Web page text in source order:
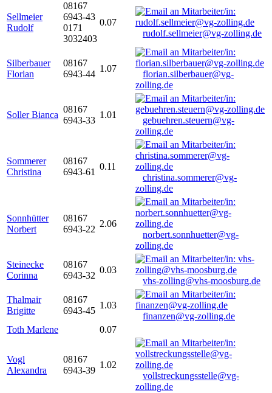
Sellmeier
Rudolf
08167
6943-43
0171
3032403
0.07
rudolf.sellmeier@vg-zolling.de
Silberbauer
Florian
08167
6943-44
1.07
florian.silberbauer@vg-
zolling.de
Soller Bianca
08167
6943-33
1.01
gebuehren.steuern@vg-
zolling.de
Sommerer
Christina
08167
6943-61
0.11
christina.sommerer@vg-
zolling.de
Sonnhütter
Norbert
08167
6943-22
2.06
norbert.sonnhuetter@vg-
zolling.de
Steinecke
Corinna
08167
6943-32
0.03
vhs-zolling@vhs-moosburg.de
Thalmair
Brigitte
08167
6943-45
1.03
finanzen@vg-zolling.de
Toth Marlene
0.07
Vogl
Alexandra
08167
6943-39
1.02
vollstreckungsstelle@vg-
zolling.de